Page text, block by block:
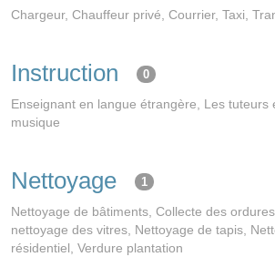
Chargeur, Chauffeur privé, Courrier, Taxi,
Instruction 0
Enseignant en langue étrangère, Les
musique
Nettoyage 1
Nettoyage de bâtiments, Collecte des
nettoyage des vitres, Nettoyage de tapis,
résidentiel, Verdure plantation